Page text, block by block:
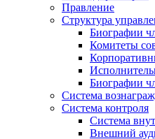
Правление
Структура
Биографии
Комитеты
Биографии
Система
Система контроля
Система
Внешний